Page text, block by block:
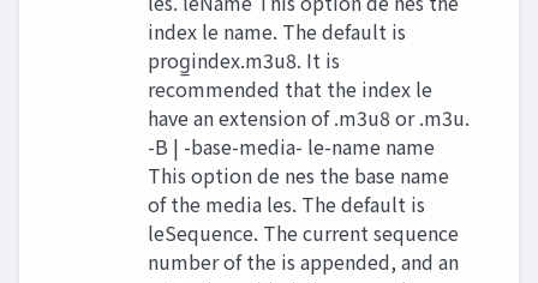
index le name. The default is
prog̲index.m3u8. It is
recommended that the index le
have an extension of .m3u8 or .m3u.
-B | -base-media- le-name name
This option de nes the base name
of the media les. The default is
leSequence. The current sequence
number of the is appended, and an